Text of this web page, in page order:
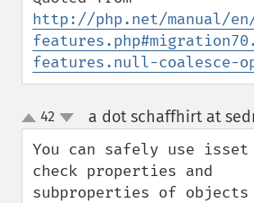
http://php.net/manual/en/
features.null-coalesce-
up
down
42 a dot schaffhirt at
You can safely use
check properties and
subproperties of objects